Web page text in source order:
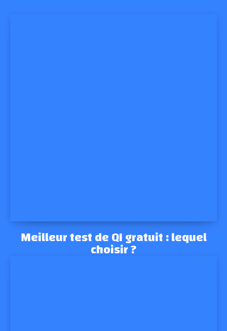
Meilleur test de QI gratuit : lequel
choisir ?